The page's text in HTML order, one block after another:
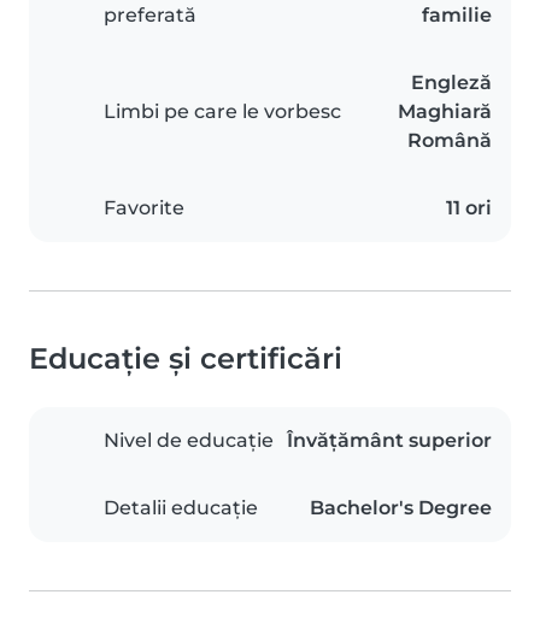
preferată
familie
Limbi pe care le vorbesc
Engleză
Maghiară
Română
Favorite 11 ori
Educație și certificări
Nivel de educație Învățământ superior
Detalii educație Bachelor's Degree